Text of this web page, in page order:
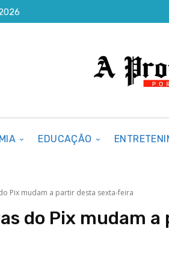
EDUCAÇÃO
Pix mudam a partir desta sexta-feira
do Pix mudam